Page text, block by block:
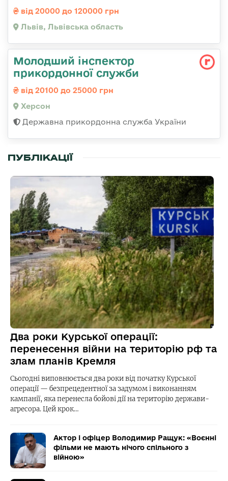
від 20000 до 120000 грн
Львів, Львівська область
Молодший інспектор
прикордонної служби
від 20100 до 25000 грн
Херсон
Державна прикордонна служба України
ПУБЛІКАЦІЇ
Два роки Курської операції:
перенесення війни на територію рф та
злам планів Кремля
Сьогодні виповнюється два роки від початку Курської
операції — безпрецедентної за задумом і виконанням
кампанії, яка перенесла бойові дії на територію держави-
агресора. Цей крок…
Актор і офіцер Володимир Ращук: «Воєнні
фільми не мають нічого спільного з
війною»